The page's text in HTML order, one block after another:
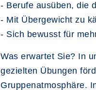
- Berufe ausüben, die
- Mit Übergewicht zu
- Sich bewusst für
Was erwartet Sie? In
gezielten Übungen
Gruppenatmosphäre.